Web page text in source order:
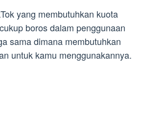
yang membutuhkan kuota
boros dalam penggunaan
sama dimana membutuhkan
untuk kamu menggunakannya.